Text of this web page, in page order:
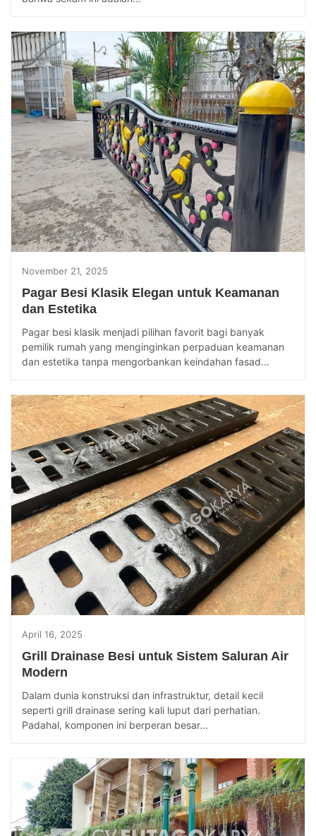
November 21, 2025
Pagar Besi Klasik Elegan untuk Keamanan
dan Estetika
Pagar besi klasik menjadi pilihan favorit bagi banyak
pemilik rumah yang menginginkan perpaduan keamanan
dan estetika tanpa mengorbankan keindahan fasad...
April 16, 2025
Grill Drainase Besi untuk Sistem Saluran Air
Modern
Dalam dunia konstruksi dan infrastruktur, detail kecil
seperti grill drainase sering kali luput dari perhatian.
Padahal, komponen ini berperan besar...